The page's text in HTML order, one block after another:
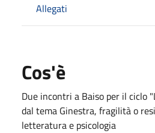
Allegati
Cos'è
Due incontri a Baiso per il ciclo
dal tema Ginestra, fragilità o
letteratura e psicologia